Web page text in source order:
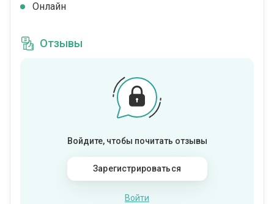
Онлайн
Отзывы
Войдите, чтобы почитать отзывы
Зарегистрироваться
Войти